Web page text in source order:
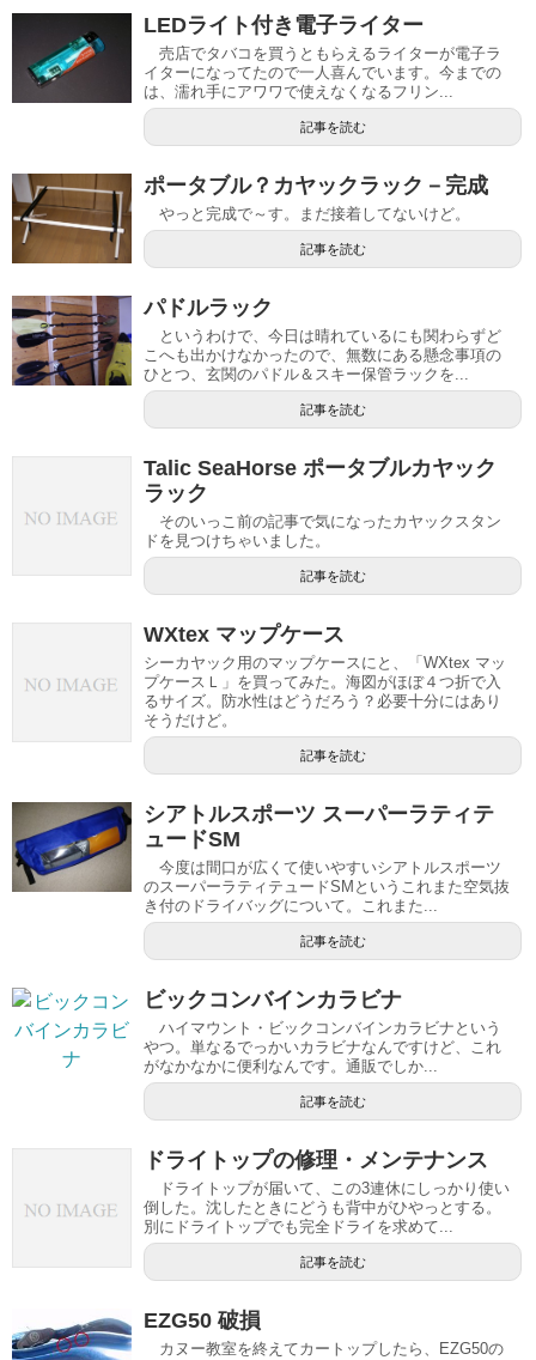
LEDライト付き電子ライター
売店でタバコを買うともらえるライターが電子ラ
イターになってたので一人喜んでいます。今までの
は、濡れ手にアワワで使えなくなるフリン...
記事を読む
ポータブル？カヤックラック－完成
やっと完成で～す。まだ接着してないけど。
記事を読む
パドルラック
というわけで、今日は晴れているにも関わらずど
こへも出かけなかったので、無数にある懸念事項の
ひとつ、玄関のパドル＆スキー保管ラックを...
記事を読む
Talic SeaHorse ポータブルカヤック
ラック
そのいっこ前の記事で気になったカヤックスタン
ドを見つけちゃいました。
記事を読む
WXtex マップケース
シーカヤック用のマップケースにと、「WXtex マッ
プケースＬ」を買ってみた。海図がほぼ４つ折で入
るサイズ。防水性はどうだろう？必要十分にはあり
そうだけど。
記事を読む
シアトルスポーツ スーパーラティテ
ュードSM
今度は間口が広くて使いやすいシアトルスポーツ
のスーパーラティテュードSMというこれまた空気抜
き付のドライバッグについて。これまた...
記事を読む
ビックコンバインカラビナ
ハイマウント・ビックコンバインカラビナという
やつ。単なるでっかいカラビナなんですけど、これ
がなかなかに便利なんです。通販でしか...
記事を読む
ドライトップの修理・メンテナンス
ドライトップが届いて、この3連休にしっかり使い
倒した。沈したときにどうも背中がひやっとする。
別にドライトップでも完全ドライを求めて...
記事を読む
EZG50 破損
カヌー教室を終えてカートップしたら、EZG50の